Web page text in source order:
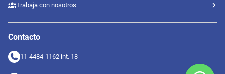
Trabaja con nosotros
Contacto
11-4484-1162 int. 18